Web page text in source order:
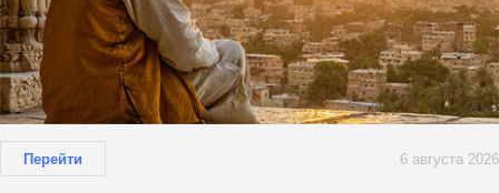
Перейти 6 августа 2026